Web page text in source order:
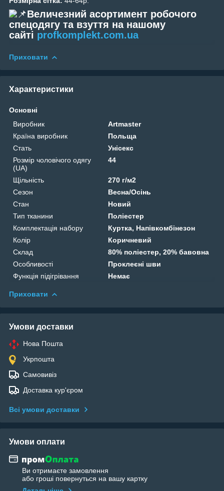
Величезний асортимент робочого
спецодягу та взуття на нашому
сайті profkomplekt.com.ua
Приховати
Характеристики
Основні
Виробник
Artmaster
Країна виробник
Польща
Стать
Унісекс
Розмір чоловічого одягу
(UA)
44
Щільність
270 г/м2
Сезон
Весна/Осінь
Стан
Новий
Тип тканини
Поліестер
Комплектація набору
Куртка, Напівкомбінезон
Колір
Коричневий
Склад
80% поліестер, 20% бавовна
Особливості
Проклеєні шви
Функція підігрівання
Немає
Приховати
Умови доставки
Нова Пошта
Укрпошта
Самовивіз
Доставка кур'єром
Всі умови доставки
Умови оплати
Ви отримаєте замовлення
або гроші повернуться на вашу картку